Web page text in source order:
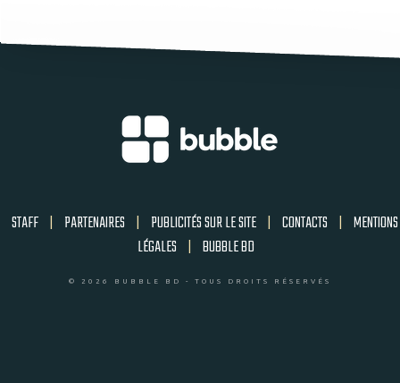
STAFF | PARTENAIRES | PUBLICITÉS SUR LE SITE | CONTACTS | MENTIONS
LÉGALES | BUBBLE BD
© 2026 BUBBLE BD - TOUS DROITS RÉSERVÉS